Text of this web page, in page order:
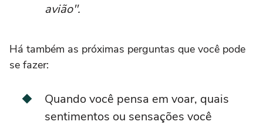
avião".
Há também as próximas perguntas que você pode
se fazer:
Quando você pensa em voar, quais
sentimentos ou sensações você